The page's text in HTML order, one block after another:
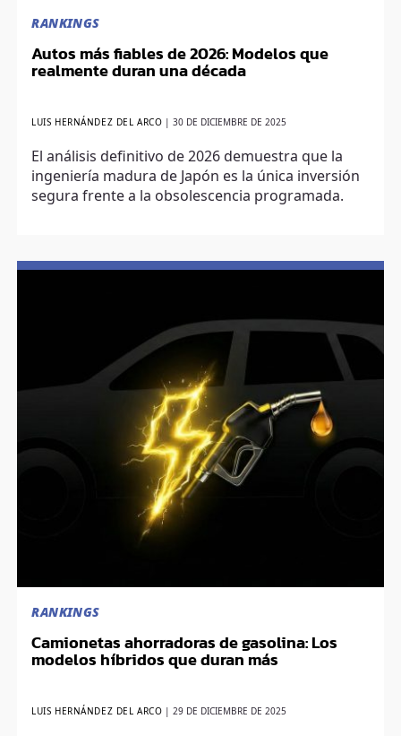
RANKINGS
Autos más fiables de 2026: Modelos que
realmente duran una década
LUIS HERNÁNDEZ DEL ARCO |30 DE DICIEMBRE DE 2025
El análisis definitivo de 2026 demuestra que la
ingeniería madura de Japón es la única inversión
segura frente a la obsolescencia programada.
RANKINGS
Camionetas ahorradoras de gasolina: Los
modelos híbridos que duran más
LUIS HERNÁNDEZ DEL ARCO |29 DE DICIEMBRE DE 2025